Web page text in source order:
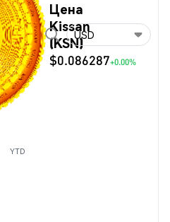
Цена
Kissan
(KSN)
$0.086287+0.00%
USD
YTD